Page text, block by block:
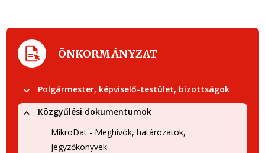
ÖNKORMÁNYZAT
Polgármester, képviselő-testület, bizottságok
Közgyűlési dokumentumok
MikroDat - Meghívók, határozatok,
jegyzőkönyvek